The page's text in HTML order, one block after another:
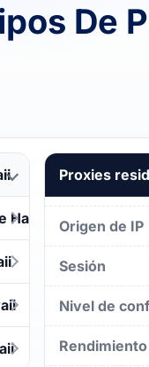
De
Proxies
Origen de IP
Sesión
Nivel de
Rendimiento